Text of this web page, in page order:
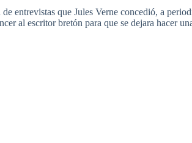
entrevistas que Jules Verne concedió, a
al escritor bretón para que se dejara hacer